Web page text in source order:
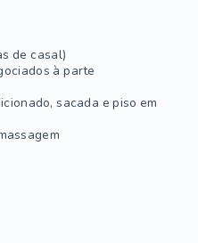
de casal)
à parte
sacada e piso em